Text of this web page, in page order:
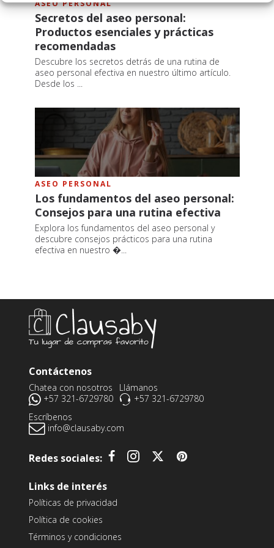
ASEO PERSONAL
Secretos del aseo personal:
Productos esenciales y prácticas
recomendadas
Descubre los secretos detrás de una rutina de
aseo personal efectiva en nuestro último artículo.
Desde los ...
ASEO PERSONAL
Los fundamentos del aseo personal:
Consejos para una rutina efectiva
Explora los fundamentos del aseo personal y
descubre consejos prácticos para una rutina
efectiva en nuestro �...
Contáctenos
Chatea con nosotros
+57 321-6729780
Llámanos
+57 321-6729780
Escríbenos
info@clausaby.com
Redes sociales:
Links de interés
Políticas de privacidad
Política de cookies
Términos y condiciones